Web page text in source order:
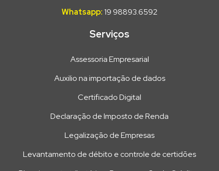
Whatsapp:19 98893.6592
Serviços
Assessoria Empresarial
Auxilio na importação de dados
Certificado Digital
Declaração de Imposto de Renda
Legalização de Empresas
Levantamento de débito e controle de certidões